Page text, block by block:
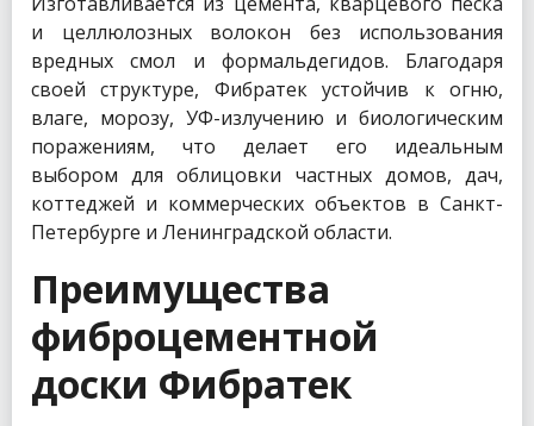
и целлюлозных волокон без использования
вредных смол и формальдегидов. Благодаря
своей структуре, Фибратек устойчив к огню,
влаге, морозу, УФ-излучению и биологическим
поражениям, что делает его идеальным
выбором для облицовки частных домов, дач,
коттеджей и коммерческих объектов в Санкт-
Петербурге и Ленинградской области.
Преимущества
фиброцементной
доски Фибратек